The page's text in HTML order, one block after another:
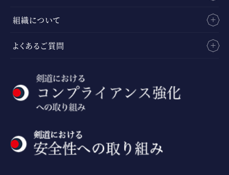
組織について
よくあるご質問